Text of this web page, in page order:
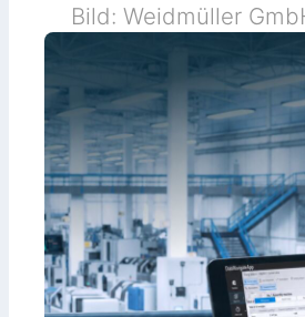
Bild: Weidmüller